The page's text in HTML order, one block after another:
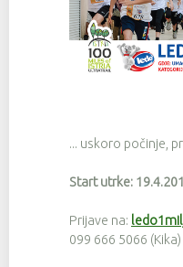
... uskoro počinje,
Start utrke:
Prijave na:
099 666 5066 (Kika)